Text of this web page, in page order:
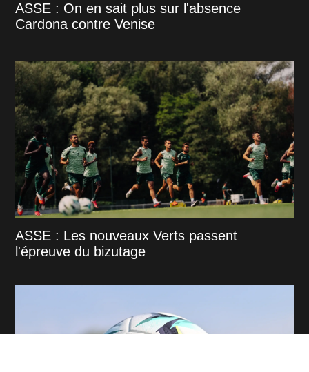
ASSE : On en sait plus sur l'absence
Cardona contre Venise
ASSE : Les nouveaux Verts passent
l'épreuve du bizutage